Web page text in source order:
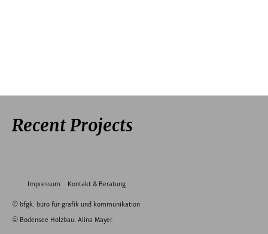
Recent Projects
Impressum Kontakt & Beratung
© bfgk. büro für grafik und kommunikation
© Bodensee Holzbau. Alina Mayer